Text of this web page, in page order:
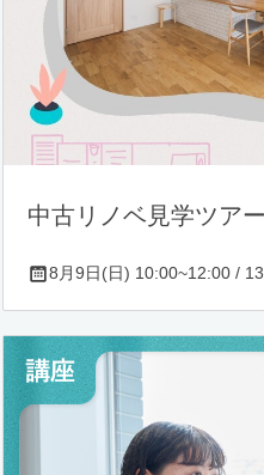
中古リノベ見学ツアー
8月9日(日) 10:00~12:00 /